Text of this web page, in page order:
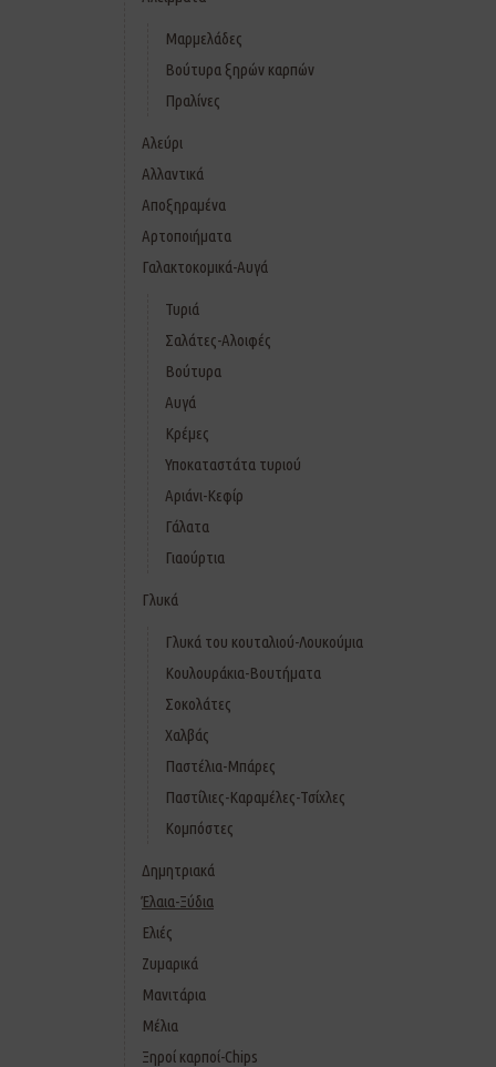
Μαρμελάδες
Βούτυρα ξηρών καρπών
Πραλίνες
Αλεύρι
Αλλαντικά
Αποξηραμένα
Αρτοποιήματα
Γαλακτοκομικά-Αυγά
Τυριά
Σαλάτες-Αλοιφές
Βούτυρα
Αυγά
Κρέμες
Υποκαταστάτα τυριού
Αριάνι-Κεφίρ
Γάλατα
Γιαούρτια
Γλυκά
Γλυκά του κουταλιού-Λουκούμια
Κουλουράκια-Βουτήματα
Σοκολάτες
Χαλβάς
Παστέλια-Μπάρες
Παστίλιες-Καραμέλες-Τσίχλες
Κομπόστες
Δημητριακά
Έλαια-Ξύδια
Ελιές
Ζυμαρικά
Μανιτάρια
Μέλια
Ξηροί καρποί-Chips